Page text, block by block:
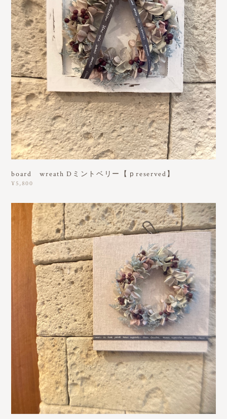
board wreath Dミントベリー【ｐreserved】
¥5,800